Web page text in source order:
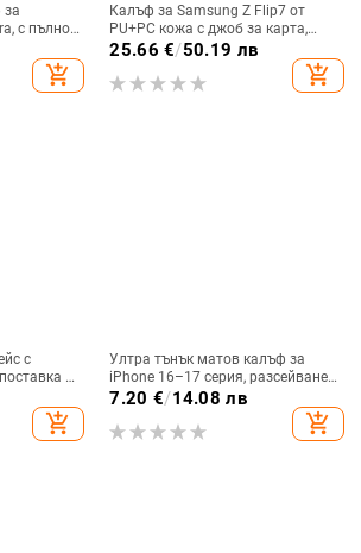
за
с пълно
add_shopping_cart
Калъф за Samsung Z Flip7 от
PU+PC кожа с джоб за карта,
пръстен за държане, еластичен
държач за карти и кръстосана
презрамка
25.66 €/50.19 лв
add_shopping_cart
с
и
add_shopping_cart
Ултра тънък матов калъф за
iPhone 16–17 серия, разсейване
на топлината, пълно покритие,
удароустойчив и устойчив на
отпечатъци
7.20 €/14.08 лв
add_shopping_cart